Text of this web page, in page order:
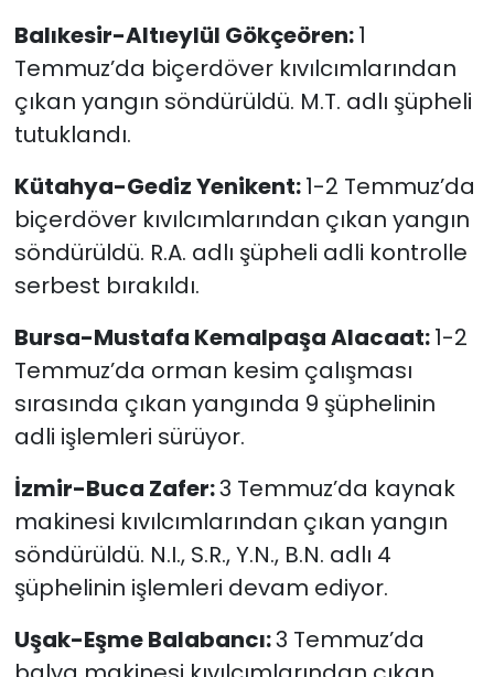
Balıkesir-Altıeylül Gökçeören:1
Temmuz’da biçerdöver kıvılcımlarından
çıkan yangın söndürüldü. M.T. adlı şüpheli
tutuklandı.
Kütahya-Gediz Yenikent:1-2 Temmuz’da
biçerdöver kıvılcımlarından çıkan yangın
söndürüldü. R.A. adlı şüpheli adli kontrolle
serbest bırakıldı.
Bursa-Mustafa Kemalpaşa Alacaat:1-2
Temmuz’da orman kesim çalışması
sırasında çıkan yangında 9 şüphelinin
adli işlemleri sürüyor.
İzmir-Buca Zafer:3 Temmuz’da kaynak
makinesi kıvılcımlarından çıkan yangın
söndürüldü. N.I., S.R., Y.N., B.N. adlı 4
şüphelinin işlemleri devam ediyor.
Uşak-Eşme Balabancı:3 Temmuz’da